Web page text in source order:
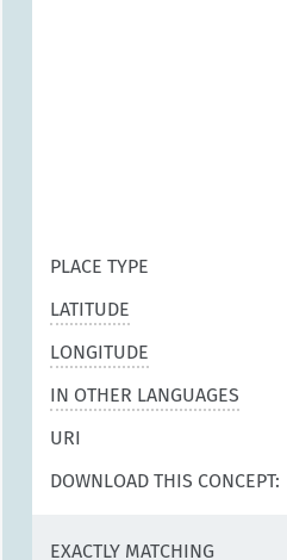
PLACE TYPE
LATITUDE
LONGITUDE
IN OTHER LANGUAGES
URI
DOWNLOAD THIS CONCEPT:
EXACTLY MATCHING